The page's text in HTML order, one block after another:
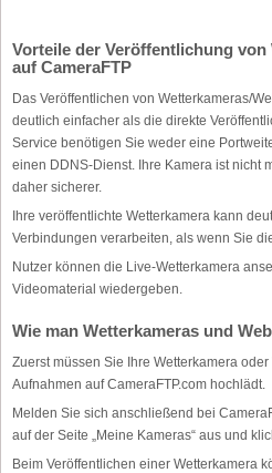
Vorteile der Veröffentlichung von
auf CameraFTP
Das Veröffentlichen von Wetterkameras/
deutlich einfacher als die direkte
Service benötigen Sie weder eine
einen DDNS-Dienst. Ihre Kamera ist nicht
daher sicherer.
Ihre veröffentlichte Wetterkamera kann
Verbindungen verarbeiten, als wenn Sie
Nutzer können die Live-Wetterkamera
Videomaterial wiedergeben.
Wie man Wetterkameras und
Zuerst müssen Sie Ihre Wetterkamera
Aufnahmen auf CameraFTP.com hochlädt.
Melden Sie sich anschließend bei
auf der Seite „Meine Kameras“ aus und
Beim Veröffentlichen einer Wetterkamera